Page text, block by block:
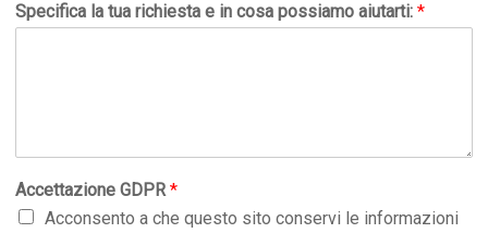
Specifica la tua richiesta e in cosa possiamo aiutarti:*
Accettazione GDPR*
Acconsento a che questo sito conservi le informazioni